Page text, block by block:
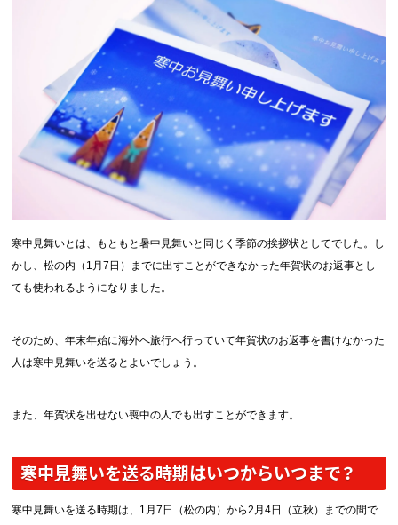
寒中見舞いとは、もともと暑中見舞いと同じく季節の挨拶状としてでした。し
かし、松の内（1月7日）までに出すことができなかった年賀状のお返事とし
ても使われるようになりました。
そのため、年末年始に海外へ旅行へ行っていて年賀状のお返事を書けなかった
人は寒中見舞いを送るとよいでしょう。
また、年賀状を出せない喪中の人でも出すことができます。
寒中見舞いを送る時期はいつからいつまで？
寒中見舞いを送る時期は、1月7日（松の内）から2月4日（立秋）までの間で
お支払い
梱包・包装
発送・配送
変更・キャンセル
商品別のよくある質問
無線綴じ冊子
季節商品